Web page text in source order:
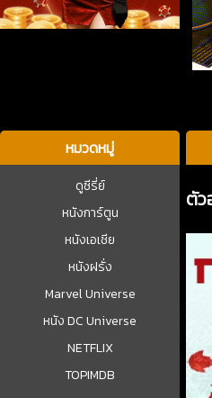
หมวดหมู่
ดูซีรี่ย์
หนังการ์ตูน
หนังเอเชีย
หนังฝรั่ง
Marvel Universe
หนัง DC Universe
NETFLIX
TOPIMDB
ตัว